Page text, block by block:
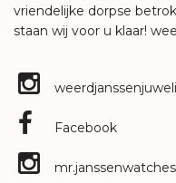
vriendelijke dorpse
staan wij voor u klaar!
Facebook
mr.janssenwatches